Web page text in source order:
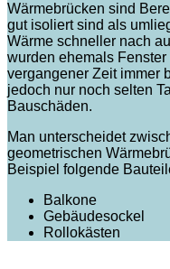
Wärmebrücken sind
gut isoliert sind als
Wärme schneller nach
wurden ehemals
vergangener Zeit immer
jedoch nur noch selten
Bauschäden.
Man unterscheidet
geometrischen
Beispiel folgende
Balkone
Gebäudesockel
Rollokästen